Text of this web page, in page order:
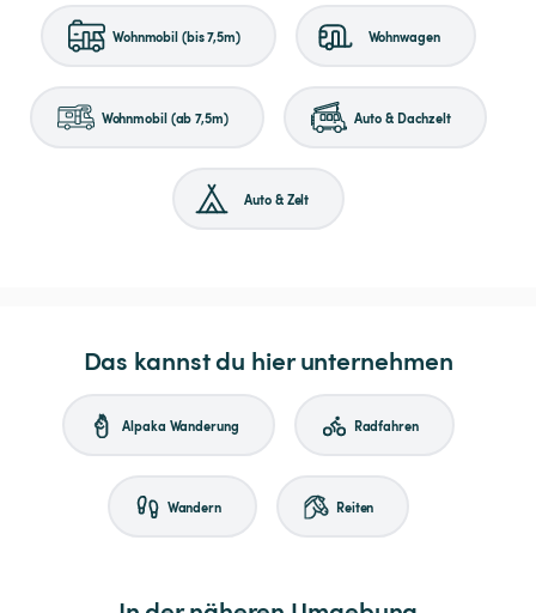
Wohnmobil (bis 7,5m) Wohnwagen
Wohnmobil (ab 7,5m) Auto & Dachzelt
Auto & Zelt
Das kannst du hier unternehmen
Alpaka Wanderung Radfahren
Wandern Reiten